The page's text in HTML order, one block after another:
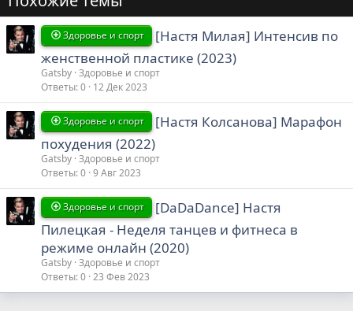
Здоровье и спорт
[Настя Милая] Интенсив по
женственной пластике (2023)
Gatsby Здоровье и спорт
Ответы 0 12 Дек 2023
Здоровье и спорт
[Настя Колсанова] Марафон
похудения (2022)
Gatsby Здоровье и спорт
Ответы 0 9 Авг 2023
Здоровье и спорт
[DaDaDance] Настя
Пилецкая - Неделя танцев и фитнеса в
режиме онлайн (2020)
Gatsby Здоровье и спорт
Ответы 0 23 Фев 2023